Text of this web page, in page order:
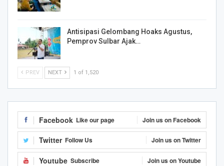
Antisipasi Gelombang Hoaks Agustus,
Pemprov Sulbar Ajak…
PREV NEXT 1 of 1,520
Facebook Like our page Join us on Facebook
Twitter Follow Us Join us on Twitter
Youtube Subscribe Join us on Youtube